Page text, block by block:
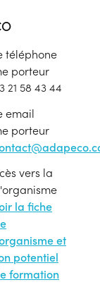
téléphone
porteur
21 58 43 44
email
porteur
vers la
la fiche
et
potentiel
formation